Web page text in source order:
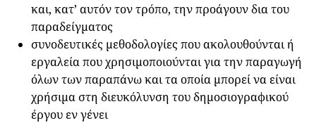
και, κατ’ αυτόν τον τρόπο, την προάγουν δια του
παραδείγματος
συνοδευτικές μεθοδολογίες που ακολουθούνται ή
εργαλεία που χρησιμοποιούνται για την παραγωγή
όλων των παραπάνω και τα οποία μπορεί να είναι
χρήσιμα στη διευκόλυνση του δημοσιογραφικού
έργου εν γένει